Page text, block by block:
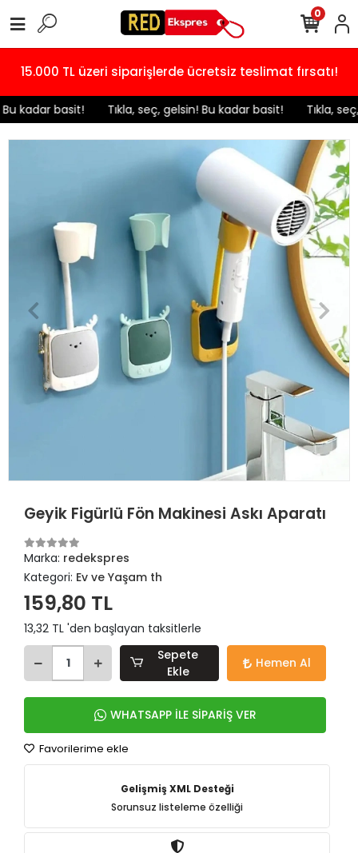
15.000 TL üzeri siparişlerde ücretsiz teslimat fırsatı!
kadar basit! ️ Tıkla, seç, gelsin! Bu kadar basit! Tıkla,
0
Geyik Figürlü Fön Makinesi Askı Aparatı
Marka: redekspres
Kategori: Ev ve Yaşam th
159,80 TL
13,32 TL 'den başlayan taksitlerle
Sepete
Ekle
Hemen Al
WHATSAPP İLE SİPARİŞ VER
Favorilerime ekle
Gelişmiş XML Desteği
Sorunsuz listeleme özelliği